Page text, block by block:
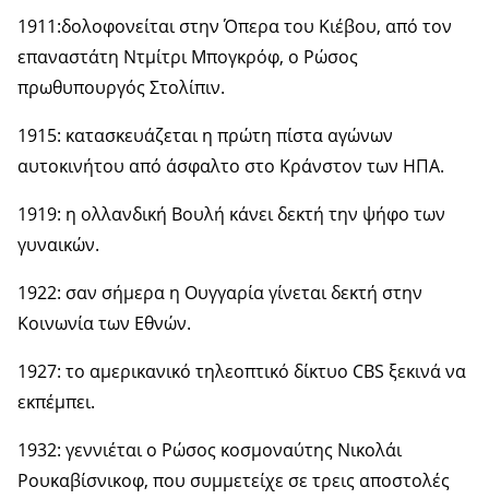
1911:δολοφονείται στην Όπερα του Κιέβου, από τον
επαναστάτη Ντμίτρι Μπογκρόφ, ο Ρώσος
πρωθυπουργός Στολίπιν.
1915: κατασκευάζεται η πρώτη πίστα αγώνων
αυτοκινήτου από άσφαλτο στο Κράνστον των ΗΠΑ.
1919: η ολλανδική Βουλή κάνει δεκτή την ψήφο των
γυναικών.
1922: σαν σήμερα η Ουγγαρία γίνεται δεκτή στην
Κοινωνία των Εθνών.
1927: το αμερικανικό τηλεοπτικό δίκτυο CBS ξεκινά να
εκπέμπει.
1932: γεννιέται ο Ρώσος κοσμοναύτης Νικολάι
Ρουκαβίσνικοφ, που συμμετείχε σε τρεις αποστολές